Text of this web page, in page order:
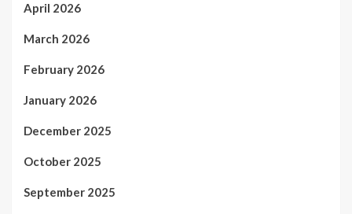
April 2026
March 2026
February 2026
January 2026
December 2025
October 2025
September 2025